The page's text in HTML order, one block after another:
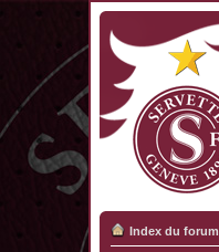
Index du forum